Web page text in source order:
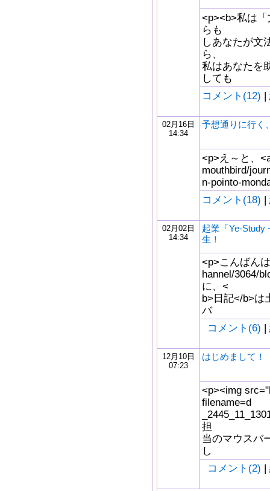
<p><b>私は
らも
しあなたが文
ら、
私はあなたを
しても
コメント(12) |
02月16日
14:34
予想通りに行く
<p>え～と、
mouthbird/
n-pointo-
コメント(18) |
02月02日
14:34
起業「Ye-Study
生！
<p>こんばん
hannel/3064/
に、<
b>日記</b>は
バ
コメント(6) |
12月10日
07:23
はじめまして！
<p><img
filename=d
担
当のマウスバ
し
コメント(2) |